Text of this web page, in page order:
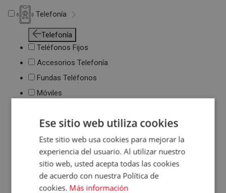
Telefonía
Telefonía
Teléfonos Fijos
Accesorios Telefonía
Fundas Teléfonos
Móviles
Ese sitio web utiliza cookies
Este sitio web usa cookies para mejorar la
experiencia del usuario. Al utilizar nuestro
sitio web, usted acepta todas las cookies
de acuerdo con nuestra Política de
cookies. Más información